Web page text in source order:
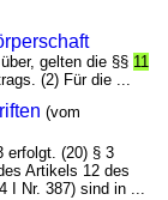
gelten die §§ 11
(2) Für die ...
(vom
erfolgt. (20) § 3
Artikels 12 des
I Nr. 387) sind in ...